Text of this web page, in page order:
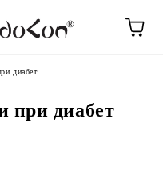
диабет
при диабет